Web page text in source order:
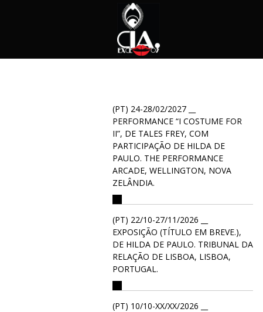
(PT) 24-28/02/2027 __
PERFORMANCE “I COSTUME FOR
II”, DE TALES FREY, COM
PARTICIPAÇÃO DE HILDA DE
PAULO. THE PERFORMANCE
ARCADE, WELLINGTON, NOVA
ZELÂNDIA.
(PT) 22/10-27/11/2026 __
EXPOSIÇÃO (TÍTULO EM BREVE.),
DE HILDA DE PAULO. TRIBUNAL DA
RELAÇÃO DE LISBOA, LISBOA,
PORTUGAL.
(PT) 10/10-XX/XX/2026 __